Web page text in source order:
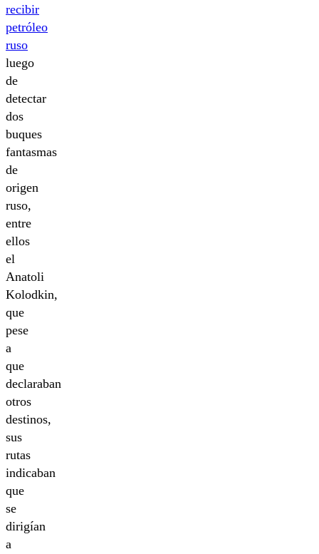
recibir
petróleo
ruso
luego
de
detectar
dos
buques
fantasmas
de
origen
ruso,
entre
ellos
el
Anatoli
Kolodkin,
que
pese
a
que
declaraban
otros
destinos,
sus
rutas
indicaban
que
se
dirigían
a